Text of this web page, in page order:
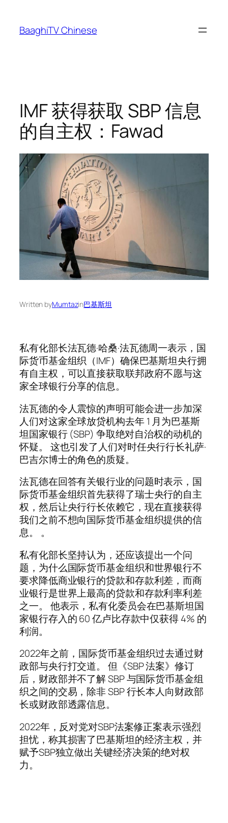
content
BaaghiTV Chinese
IMF 获得获取 SBP 信息
的自主权：Fawad
Written byMumtazin巴基斯坦
私有化部长法瓦德·哈桑·法瓦德周一表示，国
际货币基金组织（IMF）确保巴基斯坦央行拥
有自主权，可以直接获取联邦政府不愿与这
家全球银行分享的信息。
法瓦德的令人震惊的声明可能会进一步加深
人们对这家全球放贷机构去年 1 月为巴基斯
坦国家银行 (SBP) 争取绝对自治权的动机的
怀疑。 这也引发了人们对时任央行行长礼萨·
巴吉尔博士的角色的质疑。
法瓦德在回答有关银行业的问题时表示，国
际货币基金组织首先获得了瑞士央行的自主
权，然后让央行行长依赖它，现在直接获得
我们之前不想向国际货币基金组织提供的信
息。 。
私有化部长坚持认为，还应该提出一个问
题，为什么国际货币基金组织和世界银行不
要求降低商业银行的贷款和存款利差，而商
业银行是世界上最高的贷款和存款利率利差
之一。 他表示，私有化委员会在巴基斯坦国
家银行存入的 60 亿卢比存款中仅获得 4% 的
利润。
2022年之前，国际货币基金组织过去通过财
政部与央行打交道。 但《SBP 法案》修订
后，财政部并不了解 SBP 与国际货币基金组
织之间的交易，除非 SBP 行长本人向财政部
长或财政部透露信息。
2022年，反对党对SBP法案修正案表示强烈
担忧，称其损害了巴基斯坦的经济主权，并
赋予SBP独立做出关键经济决策的绝对权
力。